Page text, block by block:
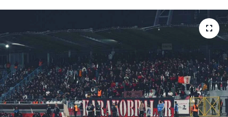
Diğer
DÜNYA
EĞİTİM